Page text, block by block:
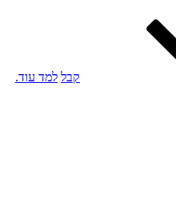
קבל למד עוד.